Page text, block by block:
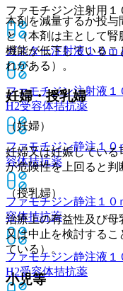
ファモチジン注射用１
ガスター注射液１０ｍ
ファモチジン注射液１
H2受容体拮抗薬
ファモチジン静注１０
容体拮抗薬
ファモチジン静注１０
容体拮抗薬
ファモチジン静注液１
H2受容体拮抗薬
本剤を減量するか投与
と（本剤は主として
機能が低下している
れがある）。
妊婦・授乳婦
（妊婦）
妊婦又は妊娠してい
が危険性を上回ると判
（授乳婦）
治療上の有益性及び
又は中止を検討する
ている）。
小児等